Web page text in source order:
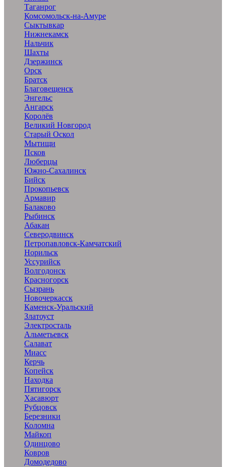
Таганрог
Комсомольск-на-Амуре
Сыктывкар
Нижнекамск
Нальчик
Шахты
Дзержинск
Орск
Братск
Благовещенск
Энгельс
Ангарск
Королёв
Великий Новгород
Старый Оскол
Мытищи
Псков
Люберцы
Южно-Сахалинск
Бийск
Прокопьевск
Армавир
Балаково
Рыбинск
Абакан
Северодвинск
Петропавловск-Камчатский
Норильск
Уссурийск
Волгодонск
Красногорск
Сызрань
Новочеркасск
Каменск-Уральский
Златоуст
Электросталь
Альметьевск
Салават
Миасс
Керчь
Копейск
Находка
Пятигорск
Хасавюрт
Рубцовск
Березники
Коломна
Майкоп
Одинцово
Ковров
Домодедово